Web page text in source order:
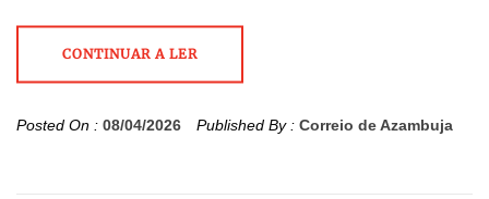
CONTINUAR A LER
Posted On : 08/04/2026 Published By : Correio de Azambuja